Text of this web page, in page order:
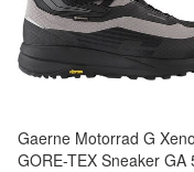
Gaerne Motorrad G
GORE-TEX Sneaker GA